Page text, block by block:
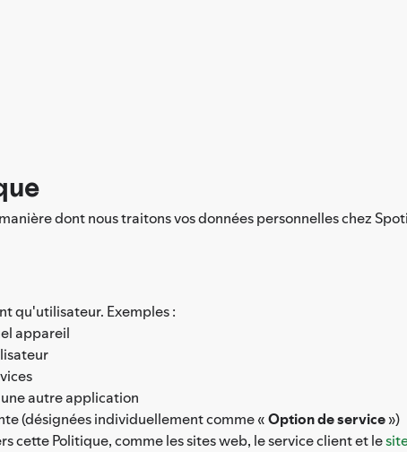
dont nous traitons vos données personnelles chez
qu'utilisateur. Exemples :
appareil
autre application
(désignées individuellement comme «Option de service»)
cette Politique, comme les sites web, le service client et le